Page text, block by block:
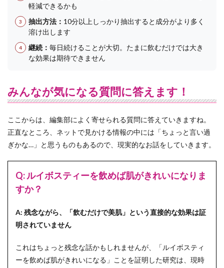
軽減できるかも
抽出方法： 10分以上しっかり抽出すると成分がより多く
溶け出します
継続： 毎日続けることが大切。たまに飲むだけでは大き
な効果は期待できません
みんなが気になる質問に答えます！
ここからは、編集部によく寄せられる質問に答えていきますね。
正直なところ、ネットで見かける情報の中には「ちょっと言い過
ぎかな…」と思うものもあるので、現実的なお話をしていきます。
Q: ルイボスティーを飲めば肌がきれいになりま
すか？
A: 残念ながら、「飲むだけで美肌」という直接的な効果は証
明されていません
これはちょっと残念な話かもしれませんが、「ルイボスティ
ーを飲めば肌がきれいになる」ことを証明した研究は、現時